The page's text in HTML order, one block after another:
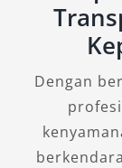
dengan
untuk
untuk
atau
Dengan